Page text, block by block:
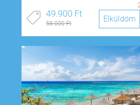
49.900 Ft
58.000 Ft Elküldöm